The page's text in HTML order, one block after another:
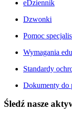
eDziennik
Dzwonki
Pomoc
Wymagania
Standardy
Dokumenty do
Śledź nasze